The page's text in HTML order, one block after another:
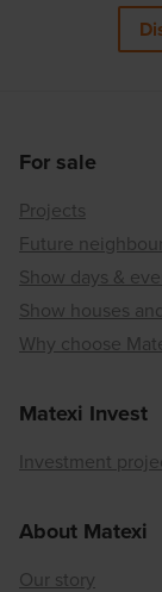
For sale
Projects
Future
Show days &
Show houses
Why choose
Matexi Invest
Investment
About Matexi
Our story